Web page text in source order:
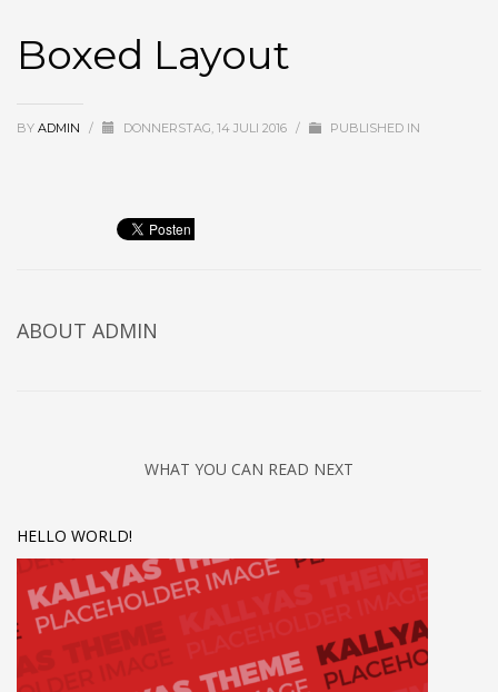
Boxed Layout
BY ADMIN / DONNERSTAG, 14 JULI 2016 / PUBLISHED IN
ABOUT ADMIN
WHAT YOU CAN READ NEXT
HELLO WORLD!